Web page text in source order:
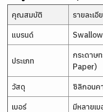
คุณสมบัติ รายละเอี
แบรนด์
ประเภท
กระดาษ
Paper)
วัสดุ ซิลิกอนค
เบอร์ มีหลายเ